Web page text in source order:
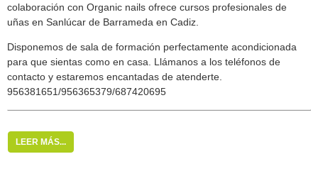
colaboración con Organic nails ofrece cursos profesionales de
uñas en Sanlúcar de Barrameda en Cadiz.
Disponemos de sala de formación perfectamente acondicionada
para que sientas como en casa. Llámanos a los teléfonos de
contacto y estaremos encantadas de atenderte.
956381651/956365379/687420695
LEER MÁS...